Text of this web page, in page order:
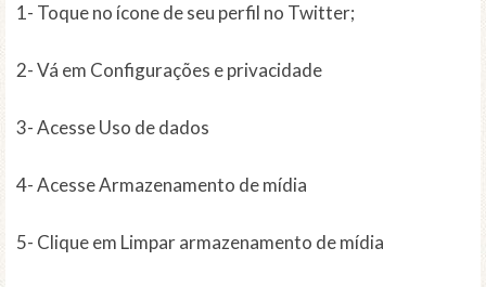
1- Toque no ícone de seu perfil no Twitter;
2- Vá em Configurações e privacidade
3- Acesse Uso de dados
4- Acesse Armazenamento de mídia
5- Clique em Limpar armazenamento de mídia